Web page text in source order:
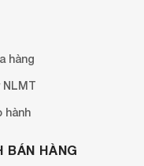
hàng
NLMT
hành
BÁN HÀNG